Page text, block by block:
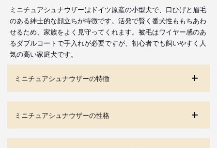
ミニチュアシュナウザーはドイツ原産の小型犬で、口ひげと眉毛
のある紳士的な顔立ちが特徴です。活発で賢く番犬性ももちあわ
せるため、家族をよく見守ってくれます。被毛はワイヤー感のあ
るダブルコートで手入れが必要ですが、初心者でも飼いやすく人
気の高い家庭犬です。
ミニチュアシュナウザーの特徴
ミニチュアシュナウザーの性格